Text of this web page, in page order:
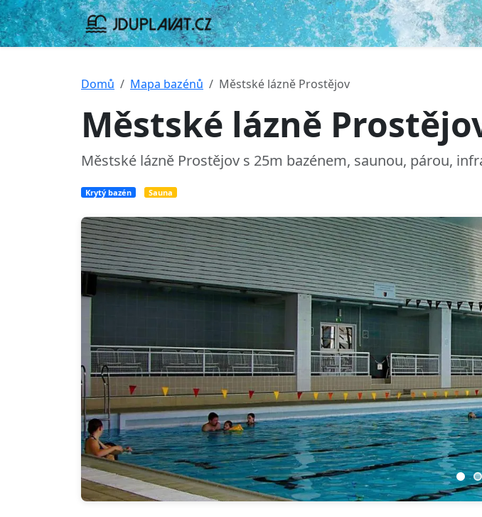
Domů Mapa bazénů Městské lázně Prostějov
Městské lázně
Městské lázně Prostějov s 25m bazénem, saunou, párou,
Krytý bazén Sauna